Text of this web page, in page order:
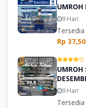
UMROH
9 Hari
Rp
UMROH
9 Hari